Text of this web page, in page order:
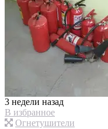
3 недели назад
В избранное
Огнетушители